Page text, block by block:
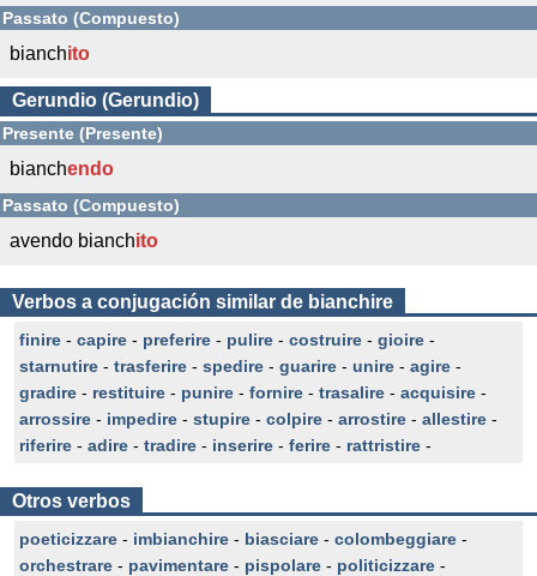
Passato (Compuesto)
bianchito
Gerundio (Gerundio)
Presente (Presente)
bianchendo
Passato (Compuesto)
avendo bianchito
Verbos a conjugación similar de bianchire
finire - capire - preferire - pulire - costruire - gioire -
starnutire - trasferire - spedire - guarire - unire - agire -
gradire - restituire - punire - fornire - trasalire - acquisire -
arrossire - impedire - stupire - colpire - arrostire - allestire -
riferire - adire - tradire - inserire - ferire - rattristire -
Otros verbos
poeticizzare - imbianchire - biasciare - colombeggiare -
orchestrare - pavimentare - pispolare - politicizzare -